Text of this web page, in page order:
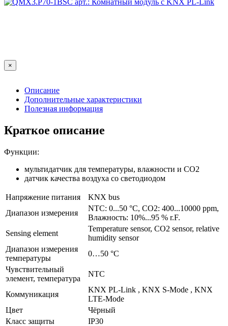
×
Описание
Дополнительные характеристики
Полезная информация
Краткое описание
Функции:
мультидатчик для температуры, влажности и CO2
датчик качества воздуха со светодиодом
Напряжение питания
KNX bus
Диапазон измерения
NTC: 0...50 °C, CO2: 400...10000 ppm,
Влажность: 10%...95 % r.F.
Sensing element
Temperature sensor, CO2 sensor, relative
humidity sensor
Диапазон измерения
температуры
0…50 °C
Чувствительный
элемент, температура
NTC
Коммуникация
KNX PL-Link , KNX S-Mode , KNX
LTE-Mode
Цвет
Чёрный
Класс защиты
IP30